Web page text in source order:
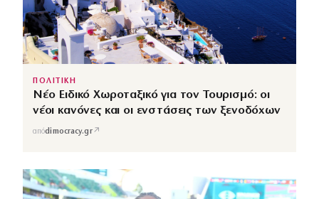
ΠΟΛΙΤΙΚΗ
Νέο Ειδικό Χωροταξικό για τον Τουρισμό: οι
νέοι κανόνες και οι ενστάσεις των ξενοδόχων
απόdimocracy.gr↗